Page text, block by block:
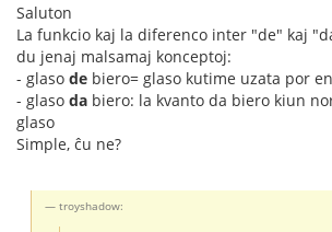
Saluton
La funkcio kaj la diferenco inter "de" kaj
du jenaj malsamaj konceptoj:
- glaso de biero= glaso kutime uzata por
- glaso da biero: la kvanto da biero kiun
glaso
Simple, ĉu ne?
troyshadow: